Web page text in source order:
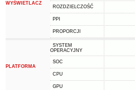
WYŚWIETLACZ
ROZDZIELCZOŚĆ
PPI
PROPORCJI
PLATFORMA
SYSTEM
OPERACYJNY
SOC
CPU
GPU